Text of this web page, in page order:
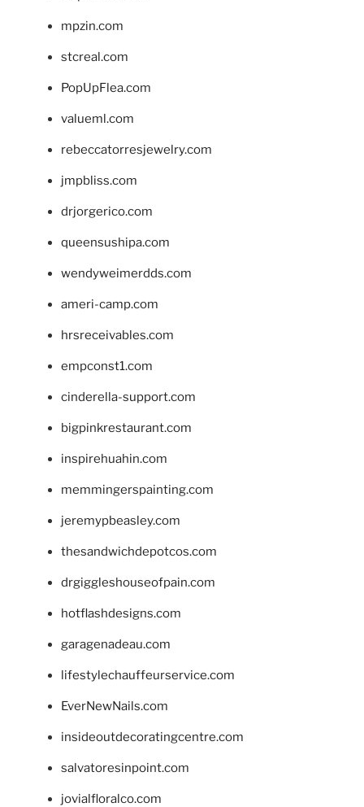
mpzin.com
stcreal.com
PopUpFlea.com
valueml.com
rebeccatorresjewelry.com
jmpbliss.com
drjorgerico.com
queensushipa.com
wendyweimerdds.com
ameri-camp.com
hrsreceivables.com
empconst1.com
cinderella-support.com
bigpinkrestaurant.com
inspirehuahin.com
memmingerspainting.com
jeremypbeasley.com
thesandwichdepotcos.com
drgiggleshouseofpain.com
hotflashdesigns.com
garagenadeau.com
lifestylechauffeurservice.com
EverNewNails.com
insideoutdecoratingcentre.com
salvatoresinpoint.com
jovialfloralco.com